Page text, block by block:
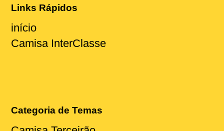
Links Rápidos
início
Camisa InterClasse
Categoria de Temas